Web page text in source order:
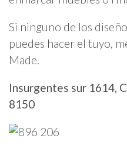
Si ninguno de los
puedes hacer el tuyo,
Made.
Insurgentes sur 1614,
8150